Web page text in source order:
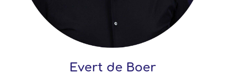
Evert de Boer